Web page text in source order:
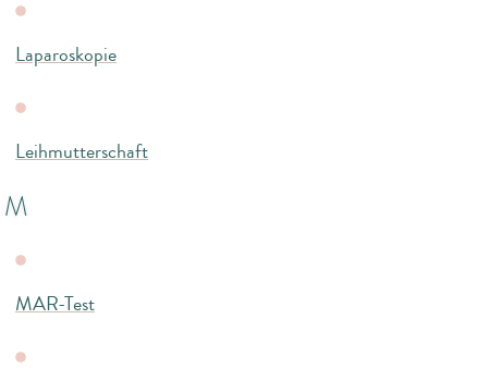
Laparoskopie
Leihmutterschaft
M
MAR-Test